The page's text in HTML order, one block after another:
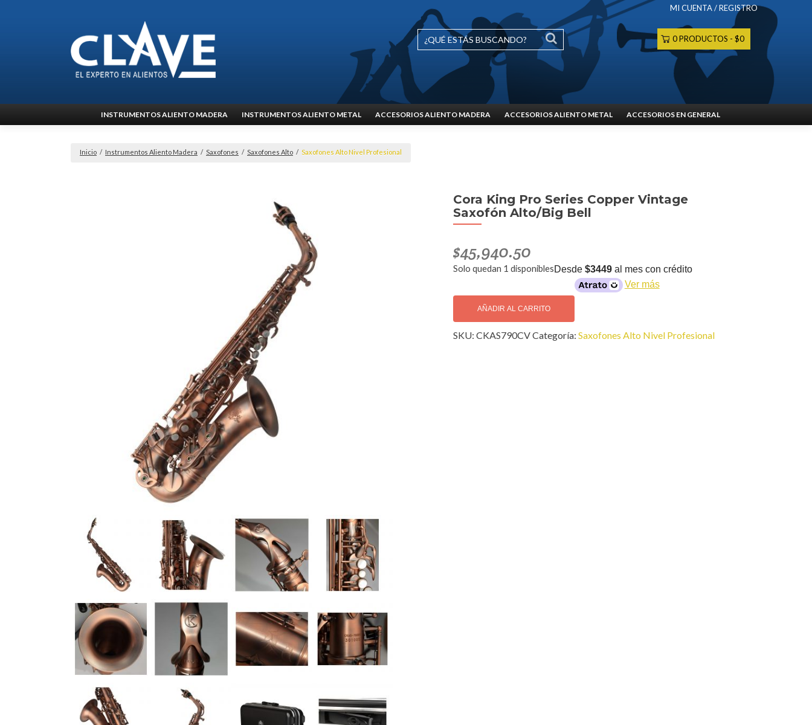
MI CUENTA / REGISTRO
0 PRODUCTOS $0
al
INSTRUMENTOS ALIENTO MADERA INSTRUMENTOS ALIENTO METAL ACCESORIOS ALIENTO MADERA ACCESORIOS ALIENTO METAL ACCESORIOS EN GENERAL
Inicio / Instrumentos Aliento Madera / Saxofones / Saxofones Alto / Saxofones Alto Nivel Profesional
Cora King Pro Series Copper Vintage
Saxofón Alto/Big Bell
$45,940.50
Solo quedan 1 disponibles
Cora
King
Pro
Series
AÑADIR AL CARRITO
Desde $3449al mes con crédito
Ver más
SKU: CKAS790CVCategoría: Saxofones Alto Nivel Profesional